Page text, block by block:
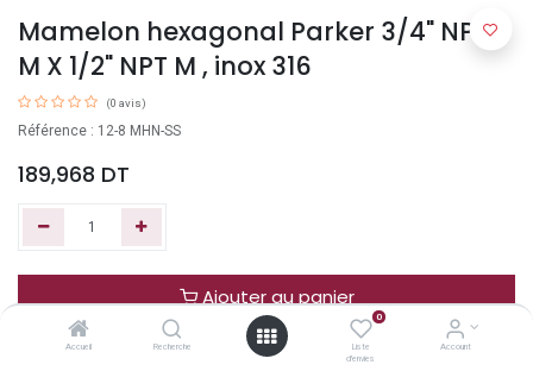
Accueil Recherche
0
Liste
d'envies
Account
Mamelon hexagonal Parker 3/4" NPT-
M X 1/2" NPT M , inox 316
(0 avis)
Référence : 12-8 MHN-SS
189,968 DT
Ajouter au panier
Acheter maintenant